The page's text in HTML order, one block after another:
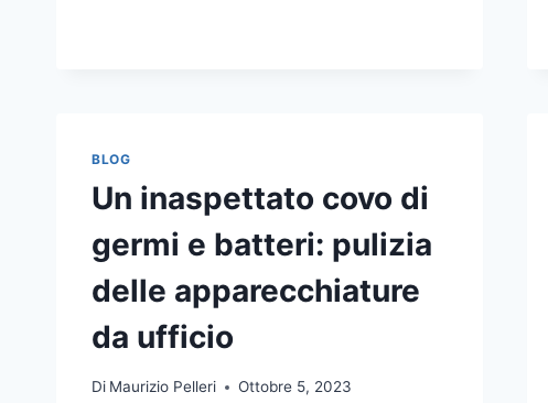
BLOG
Un inaspettato covo di
germi e batteri: pulizia
delle apparecchiature
da ufficio
Di Maurizio Pelleri Ottobre 5, 2023